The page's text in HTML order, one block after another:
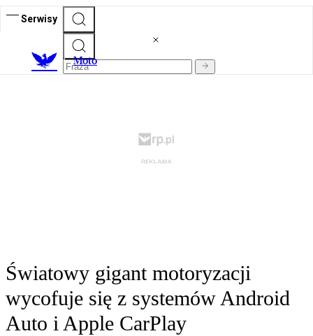
Serwisy
Moto
Światowy gigant motoryzacji
wycofuje się z systemów Android
Auto i Apple CarPlay